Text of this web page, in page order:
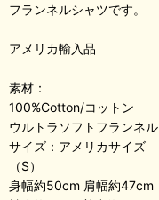
フランネルシャツです。
アメリカ輸入品
素材：
100%Cotton/コットン
ウルトラソフトフランネル
サイズ：アメリカサイズ
（S）
身幅約50cm 肩幅約47cm